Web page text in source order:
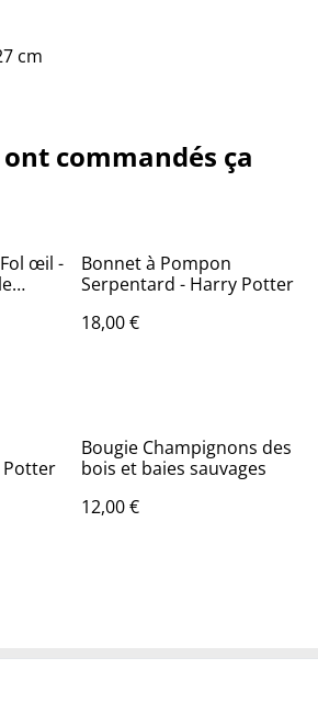
cm
commandés ça
œil -
Bonnet à Pompon
Serpentard - Harry Potter
18,00 €
Bougie Champignons des
bois et baies sauvages
12,00 €